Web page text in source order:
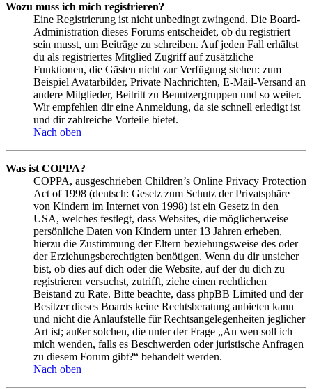
Wozu muss ich mich registrieren?
Eine Registrierung ist nicht unbedingt zwingend. Die Board-
Administration dieses Forums entscheidet, ob du registriert
sein musst, um Beiträge zu schreiben. Auf jeden Fall erhältst
du als registriertes Mitglied Zugriff auf zusätzliche
Funktionen, die Gästen nicht zur Verfügung stehen: zum
Beispiel Avatarbilder, Private Nachrichten, E-Mail-Versand an
andere Mitglieder, Beitritt zu Benutzergruppen und so weiter.
Wir empfehlen dir eine Anmeldung, da sie schnell erledigt ist
und dir zahlreiche Vorteile bietet.
Nach oben
Was ist COPPA?
COPPA, ausgeschrieben Children’s Online Privacy Protection
Act of 1998 (deutsch: Gesetz zum Schutz der Privatsphäre
von Kindern im Internet von 1998) ist ein Gesetz in den
USA, welches festlegt, dass Websites, die möglicherweise
persönliche Daten von Kindern unter 13 Jahren erheben,
hierzu die Zustimmung der Eltern beziehungsweise des oder
der Erziehungsberechtigten benötigen. Wenn du dir unsicher
bist, ob dies auf dich oder die Website, auf der du dich zu
registrieren versuchst, zutrifft, ziehe einen rechtlichen
Beistand zu Rate. Bitte beachte, dass phpBB Limited und der
Besitzer dieses Boards keine Rechtsberatung anbieten kann
und nicht die Anlaufstelle für Rechtsangelegenheiten jeglicher
Art ist; außer solchen, die unter der Frage „An wen soll ich
mich wenden, falls es Beschwerden oder juristische Anfragen
zu diesem Forum gibt?“ behandelt werden.
Nach oben